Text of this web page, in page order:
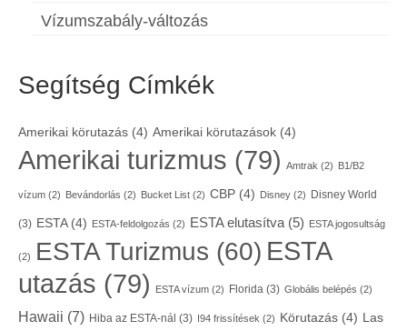
Vízumszabály-változás
Segítség Címkék
Amerikai körutazás (4) Amerikai körutazások (4)
Amerikai turizmus (79) Amtrak (2) B1/B2
vízum (2) Bevándorlás (2) Bucket List (2) CBP (4) Disney (2) Disney World
(3) ESTA(4) ESTA-feldolgozás (2) ESTA elutasítva(5) ESTA jogosultság
(2) ESTA Turizmus (60) ESTA
utazás (79) ESTA vízum (2) Florida (3) Globális belépés (2)
Hawaii (7) Hiba az ESTA-nál (3) I94 frissítések (2) Körutazás (4) Las